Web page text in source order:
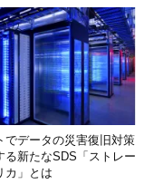
でデータの災害復旧対策
る新たなSDS「ストレー
カ」とは